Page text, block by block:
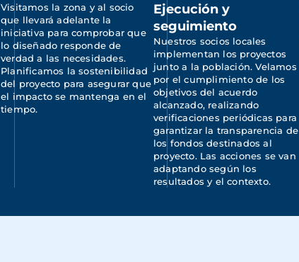
Visitamos la zona y al socio
que llevará adelante la
iniciativa para comprobar que
lo diseñado responde de
verdad a las necesidades.
Planificamos la sostenibilidad
del proyecto para asegurar que
el impacto se mantenga en el
tiempo.
Ejecución y
seguimiento
Nuestros socios locales
implementan los proyectos
junto a la población. Velamos
por el cumplimiento de los
objetivos del acuerdo
alcanzado, realizando
verificaciones periódicas para
garantizar la transparencia de
los fondos destinados al
proyecto. Las acciones se van
adaptando según los
resultados y el contexto.